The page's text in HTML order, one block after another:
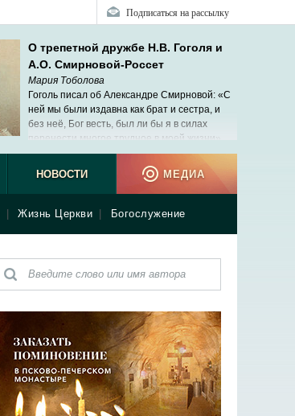
Подписаться на рассылку
О трепетной дружбе Н.В. Гоголя и
А.О. Смирновой-Россет
Мария Тоболова
Гоголь писал об Александре Смирновой: «С
ней мы были издавна как брат и сестра, и
без неё, Бог весть, был ли бы я в силах
перенести многое трудное в моей жизни».
Жизнь Церкви Богослужение
НОВОСТИ МЕДИА